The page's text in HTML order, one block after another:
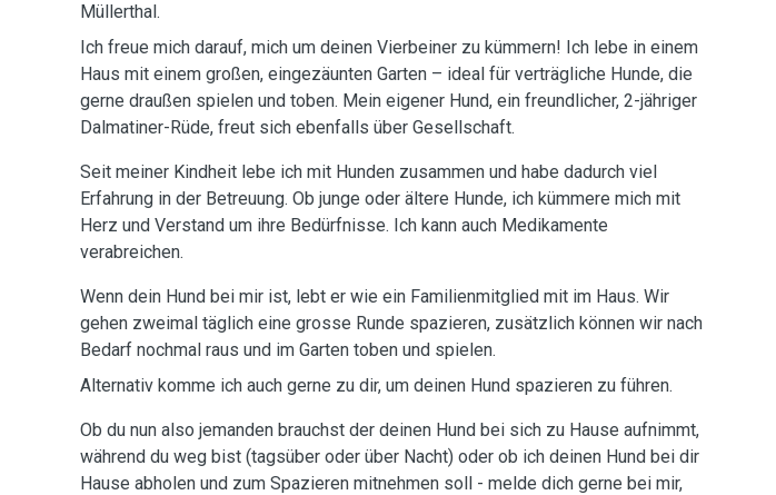
Müllerthal.
Ich freue mich darauf, mich um deinen Vierbeiner zu kümmern! Ich lebe in einem
Haus mit einem großen, eingezäunten Garten – ideal für verträgliche Hunde, die
gerne draußen spielen und toben. Mein eigener Hund, ein freundlicher, 2-jähriger
Dalmatiner-Rüde, freut sich ebenfalls über Gesellschaft.
Seit meiner Kindheit lebe ich mit Hunden zusammen und habe dadurch viel
Erfahrung in der Betreuung. Ob junge oder ältere Hunde, ich kümmere mich mit
Herz und Verstand um ihre Bedürfnisse. Ich kann auch Medikamente
verabreichen.
Wenn dein Hund bei mir ist, lebt er wie ein Familienmitglied mit im Haus. Wir
gehen zweimal täglich eine grosse Runde spazieren, zusätzlich können wir nach
Bedarf nochmal raus und im Garten toben und spielen.
Alternativ komme ich auch gerne zu dir, um deinen Hund spazieren zu führen.
Ob du nun also jemanden brauchst der deinen Hund bei sich zu Hause aufnimmt,
während du weg bist (tagsüber oder über Nacht) oder ob ich deinen Hund bei dir
Hause abholen und zum Spazieren mitnehmen soll - melde dich gerne bei mir,